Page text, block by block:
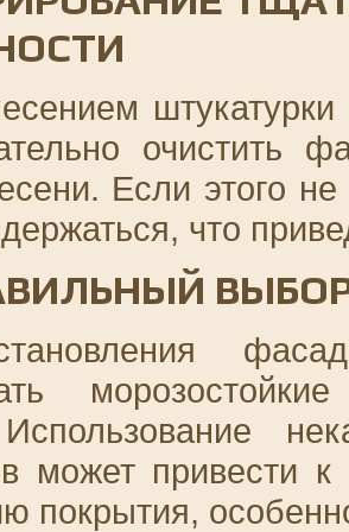
очистить
Если этого
что
может привести
покрытия,